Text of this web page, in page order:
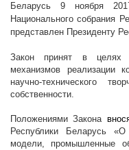
Беларусь 9 ноября
Национального собрания
представлен Президенту
Закон принят в целях
механизмов реализации
научно-технического
собственности.
Положениями Закона
Республики Беларусь
модели, промышленные